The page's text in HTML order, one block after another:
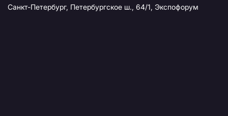
Санкт-Петербург, Петербургское ш., 64/1, Экспофорум